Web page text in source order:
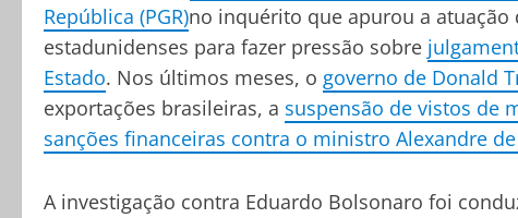
República (PGR)no inquérito que apurou a
estadunidenses para fazer pressão sobre
Estado. Nos últimos meses, o governo de Donald
exportações brasileiras, a suspensão de vistos de
sanções financeiras contra o ministro Alexandre
A investigação contra Eduardo Bolsonaro foi